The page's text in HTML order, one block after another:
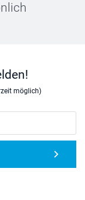
möglich)